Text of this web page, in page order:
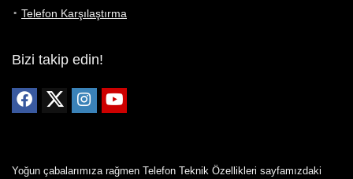
Telefon Karşılaştırma
Bizi takip edin!
Yoğun çabalarımıza rağmen Telefon Teknik Özellikleri sayfamızdaki